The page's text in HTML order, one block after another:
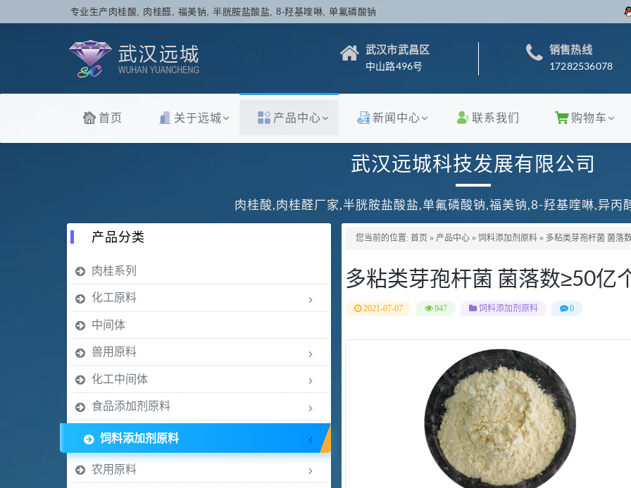
专业生产肉桂酸, 肉桂醛, 福美钠, 半胱胺盐酸盐, 8-羟基喹啉, 单氟磷酸钠
武汉市武昌区
中山路496号
销售热线
17282536078
首页 关于远城 产品中心 新闻中心 联系我们 购物车
武汉远城科技发展有限公司
肉桂酸,肉桂醛厂家,半胱胺盐酸盐,单氟磷酸钠,福美钠,8-羟基喹啉,异丙
您当前的位置: 首页 » 产品中心 » 饲料添加剂原料 » 多粘类芽孢杆菌 菌落
多粘类芽孢杆菌 菌落数≥50亿
2021-07-07 947 饲料添加剂原料 0
产品分类
肉桂系列
化工原料
中间体
兽用原料
化工中间体
食品添加剂原料
饲料添加剂原料
农用原料